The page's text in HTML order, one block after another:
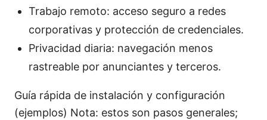
Trabajo remoto: acceso seguro a redes
corporativas y protección de credenciales.
Privacidad diaria: navegación menos
rastreable por anunciantes y terceros.
Guía rápida de instalación y configuración
(ejemplos) Nota: estos son pasos generales;